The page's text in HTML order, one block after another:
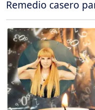
Remedio casero